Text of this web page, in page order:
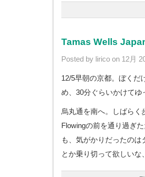
Tamas Wells
Posted by lirico on 12月
12/5早朝の京都。ぼくだ
め、30分ぐらいかけて
烏丸通を南へ。しばらく
Flowingの前を通り過ぎ
も、気がかりだったの
とか乗り切って欲しいな